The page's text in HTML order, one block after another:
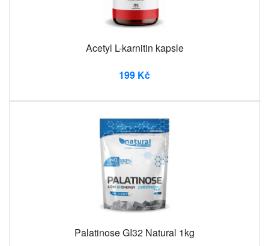
Acetyl L-karnitin kapsle
199 Kč
Palatinose GI32 Natural 1kg